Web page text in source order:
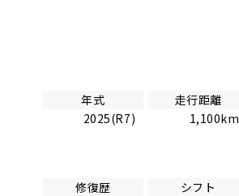
年式
2025(R7)
走行距離
1,100km
修復歴
シフト